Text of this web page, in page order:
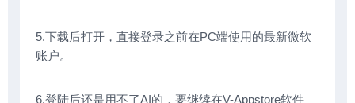
5.下载后打开，直接登录之前在PC端使用的最新微软
账户。
6.登陆后还是用不了AI的，要继续在V-Appstore软件